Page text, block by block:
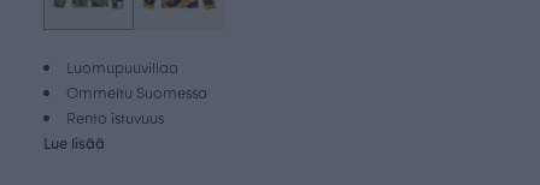
Luomupuuvillaa
Ommeltu Suomessa
Rento istuvuus
Lue lisää